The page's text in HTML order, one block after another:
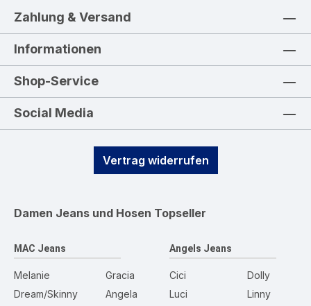
Zahlung & Versand
Informationen
Shop-Service
Social Media
Vertrag widerrufen
Damen Jeans und Hosen Topseller
MAC Jeans
Melanie
Dream/Skinny
Gracia
Angela
Angels Jeans
Cici
Luci
Dolly
Linny